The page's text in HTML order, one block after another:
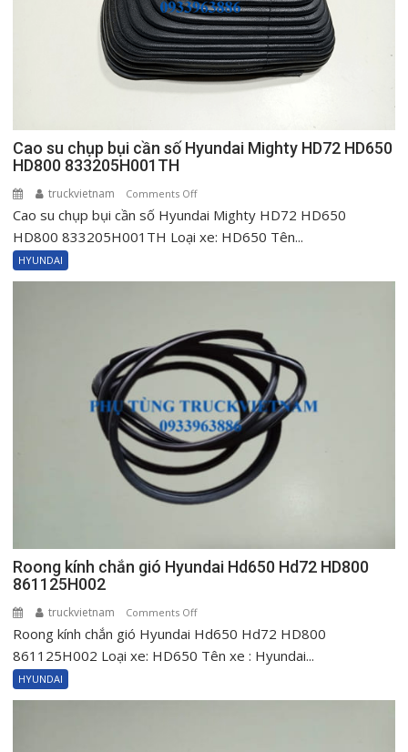
Cao su chụp bụi cần số Hyundai Mighty HD72 HD650
HD800 833205H001TH
truckvietnam Comments Offon
Cao
su
Hyundai
Mighty
HD72
HD800
833205H001TH
Cao su chụp bụi cần số Hyundai Mighty HD72 HD650
HD800 833205H001TH Loại xe: HD650 Tên...
HYUNDAI
Roong kính chắn gió Hyundai Hd650 Hd72 HD800
861125H002
truckvietnam Comments Offon
Roong
kính
Roong kính chắn gió Hyundai Hd650 Hd72 HD800
861125H002 Loại xe: HD650 Tên xe : Hyundai...
HYUNDAI